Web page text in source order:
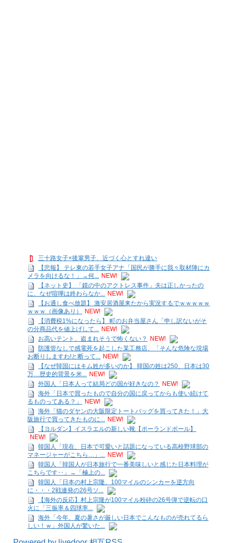
三十路女子×後輩男子、近づく心とすれ違い
【悲報】 テレ東の若手女子アナ「国民が勝手に我々取材陣にカ
メラを向けるな！」→何...
NEW!
【ネット史】 「鏡の中のアクトレス事件」夫は正しかったの
に、なぜ喧嘩は終わらなか...
NEW!
【お通し食べ放題】 激安居酒屋来たから実況するでｗｗｗｗｗ
ｗｗｗ（画像あり）
NEW!
【消費税1%になったら】 町のお弁当屋さん「申し訳ないがそ
の分商品代を値上げして...
NEW!
お高いテント、盗まれそうで怖くない？
NEW!
防護管なしで感電死を起こした某工務店、「そんな危険な現場
お断りしますわ!と断って...
NEW!
【なぜ韓国にはキム姓が多いのか】 韓国の姓は250、日本は30
万…歴史的背景を米...
NEW!
外国人「日本人って結局どの国が好きなの？
NEW!
海外「日本で買ったもので自分の国に戻ってからも使い続けて
るものってある？」
NEW!
海外「猫のダヤンの大阪限定トートバッグを買ってきた！」大
阪旅行で買ってきたものに...
NEW!
【ヨルダン】イスラエルの新しい靴【ポーランドボール】
NEW!
韓国人「現在、日本で可愛いと話題になっている高校野球部の
マネージャーがこちら…」...
NEW!
韓国人「韓国人が日本旅行で一番美味しいと感じた日本料理が
こちらです‥」→「極上の...
韓国人「日本の村上宗隆、100マイルのシンカーを逆方向
に・・・2戦連発の26号ソ...
【海外の反応】村上宗隆が100マイル粉砕の26号弾で逆転の口
火に「三振率＆四球率...
海外「今年、夏の暑さが厳しい日本でこんなものが売れてるら
しい！ｗ」外国人が驚いた...